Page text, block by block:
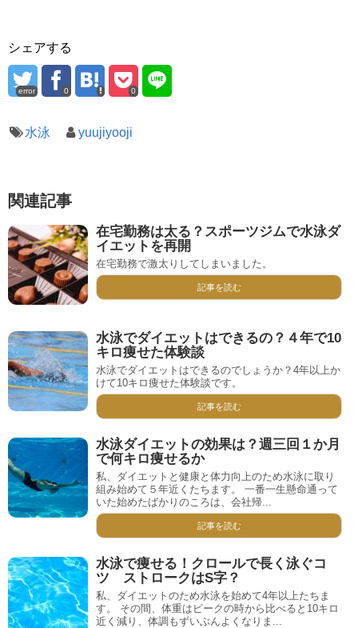
シェアする
error 0 0
水泳 yuujiyooji
関連記事
在宅勤務は太る？スポーツジムで水泳ダ
イエットを再開
在宅勤務で激太りしてしまいました。
記事を読む
水泳でダイエットはできるの？４年で10
キロ痩せた体験談
水泳でダイエットはできるのでしょうか？4年以上か
けて10キロ痩せた体験談です。
記事を読む
水泳ダイエットの効果は？週三回１か月
で何キロ痩せるか
私、ダイエットと健康と体力向上のため水泳に取り
組み始めて５年近くたちます。 一番一生懸命通って
いた始めたばかりのころは、会社帰...
記事を読む
水泳で痩せる！クロールで長く泳ぐコ
ツ ストロークはS字？
私、ダイエットのため水泳を始めて4年以上たちま
す。 その間、体重はピークの時から比べると10キロ
近く減り、体調もずいぶんよくなりま...